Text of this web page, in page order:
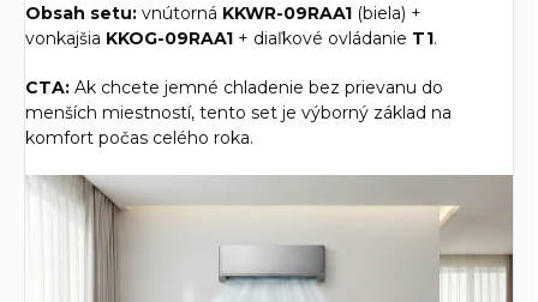
Obsah setu: vnútorná KKWR-09RAA1 (biela) +
vonkajšia KKOG-09RAA1 + diaľkové ovládanie T1.
CTA: Ak chcete jemné chladenie bez prievanu do
menších miestností, tento set je výborný základ na
komfort počas celého roka.